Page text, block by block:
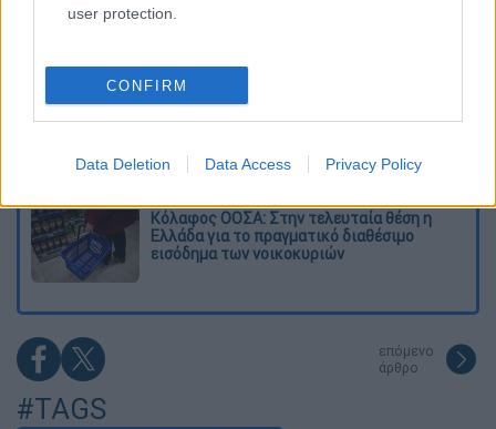
user protection.
CONFIRM
Data Deletion Data Access Privacy Policy
ηλικιωμένο - Τον κατέγραψε κάμερα
«Πόλεμος» για τους χρόνους των
καταγγελίες, οι παρατάξεις περνούν στην
Κόλαφος ΟΟΣΑ: Στην τελευταία θέση η
Ελλάδα για το πραγματικό διαθέσιμο
εισόδημα των νοικοκυριών
επόμενο
άρθρο
#TAGS